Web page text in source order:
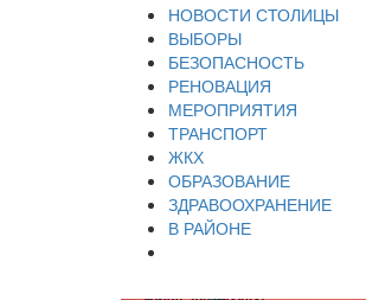
НОВОСТИ СТОЛИЦЫ
ВЫБОРЫ
БЕЗОПАСНОСТЬ
РЕНОВАЦИЯ
МЕРОПРИЯТИЯ
ТРАНСПОРТ
ЖКХ
ОБРАЗОВАНИЕ
ЗДРАВООХРАНЕНИЕ
В РАЙОНЕ